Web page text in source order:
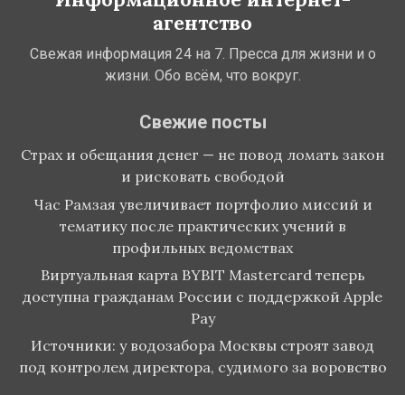
агентство
Свежая информация 24 на 7. Пресса для жизни и о
жизни. Обо всём, что вокруг.
Свежие посты
Страх и обещания денег — не повод ломать закон
и рисковать свободой
Час Рамзая увеличивает портфолио миссий и
тематику после практических учений в
профильных ведомствах
Виртуальная карта BYBIT Mastercard теперь
доступна гражданам России с поддержкой Apple
Pay
Источники: у водозабора Москвы строят завод
под контролем директора, судимого за воровство